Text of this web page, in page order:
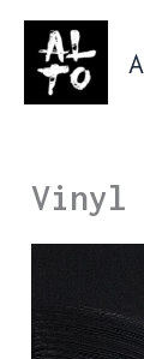
Aller
contenu
Vinyl